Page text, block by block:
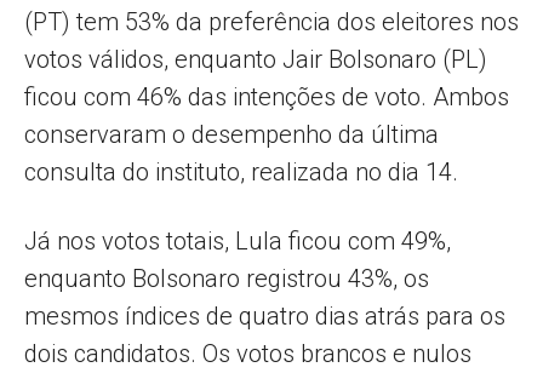
(PT) tem 53% da preferência dos eleitores nos
votos válidos, enquanto Jair Bolsonaro (PL)
ficou com 46% das intenções de voto. Ambos
conservaram o desempenho da última
consulta do instituto, realizada no dia 14.
Já nos votos totais, Lula ficou com 49%,
enquanto Bolsonaro registrou 43%, os
mesmos índices de quatro dias atrás para os
dois candidatos. Os votos brancos e nulos